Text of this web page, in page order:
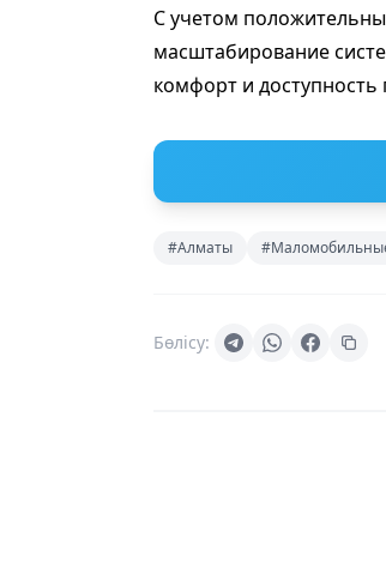
С учетом
масштабирование
комфорт и
#Алматы
Бөлісу: